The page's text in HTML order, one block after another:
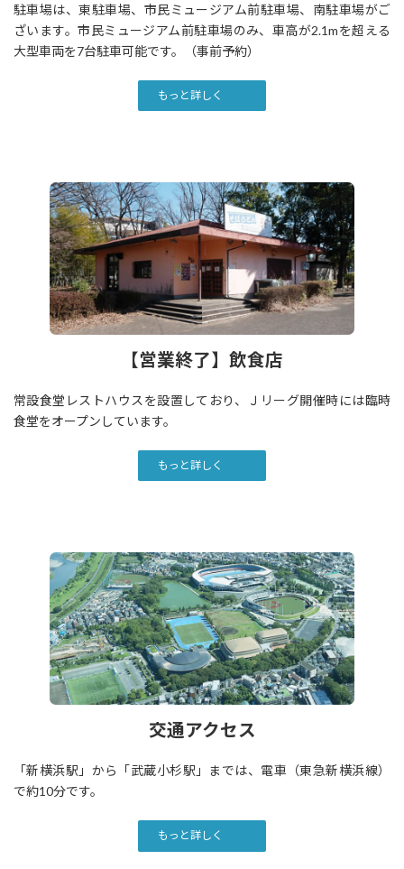
駐車場は、東駐車場、市民ミュージアム前駐車場、南駐車場がご
ざいます。市民ミュージアム前駐車場のみ、車高が2.1mを超える
大型車両を7台駐車可能です。（事前予約）
もっと詳しく
【営業終了】飲食店
常設食堂レストハウスを設置しており、Ｊリーグ開催時には臨時
食堂をオープンしています。
もっと詳しく
交通アクセス
「新横浜駅」から「武蔵小杉駅」までは、電車（東急新横浜線）
で約10分です。
もっと詳しく